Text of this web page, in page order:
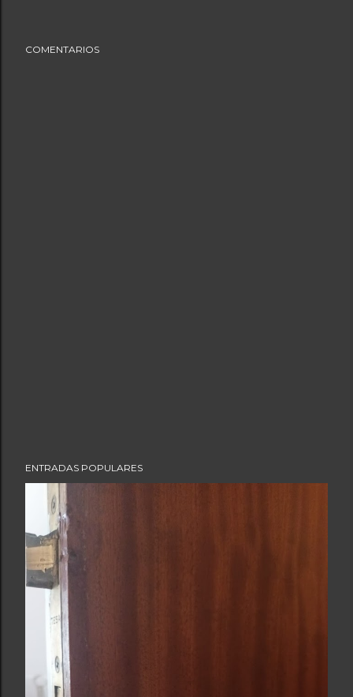
COMENTARIOS
ENTRADAS POPULARES